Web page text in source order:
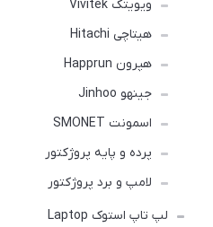
ویویتک Vivitek
هیتاچی Hitachi
هپرون Happrun
جینهو Jinhoo
اسمونت SMONET
پرده و پایه پروژکتور
لامپ و برد پروژکتور
لپ تاپ استوک Laptop